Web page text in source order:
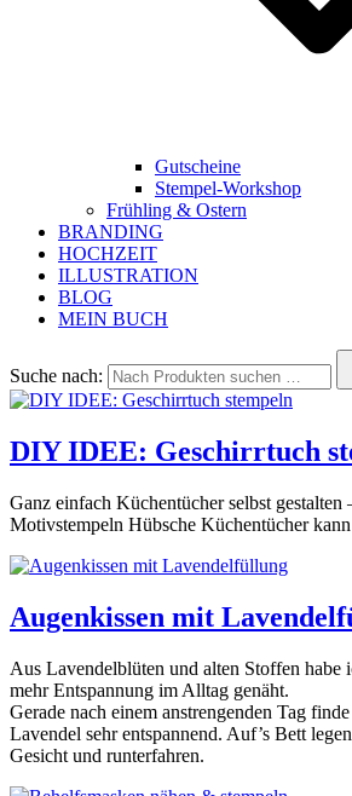
Gutscheine
Stempel-Workshop
Frühling & Ostern
BRANDING
HOCHZEIT
ILLUSTRATION
BLOG
MEIN BUCH
Suche nach:
DIY IDEE: Geschirrtuch
Ganz einfach Küchentücher selbst gestalten
Motivstempeln Hübsche Küchentücher
Augenkissen mit
Aus Lavendelblüten und alten Stoffen habe
mehr Entspannung im Alltag genäht.
Gerade nach einem anstrengenden Tag
Lavendel sehr entspannend. Auf’s Bett
Gesicht und runterfahren.